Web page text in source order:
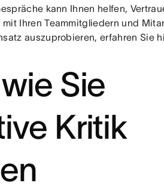
kann Ihnen helfen,
Ihren Teammitgliedern und
auszuprobieren, erfahren Sie
Sie
Kritik